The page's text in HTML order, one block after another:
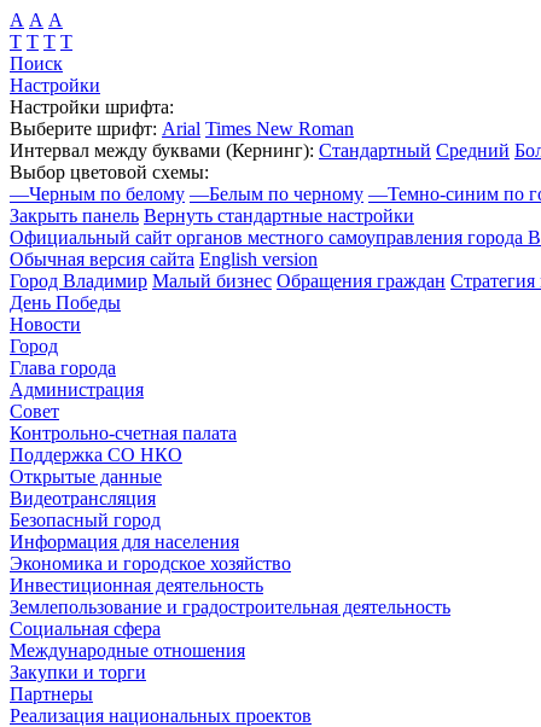
А А А
Т Т Т Т
Поиск
Настройки
Настройки шрифта:
Выберите шрифт: Arial Times New Roman
Интервал между буквами (Кернинг): Стандартный Средний
Выбор цветовой схемы:
—Черным по белому —Белым по черному —Темно-синим по
Закрыть панель Вернуть стандартные настройки
Официальный сайт органов местного самоуправления города
Обычная версия сайта English version
Город Владимир Малый бизнес Обращения граждан Стратегия
День Победы
Новости
Город
Глава города
Администрация
Совет
Контрольно-счетная палата
Поддержка СО НКО
Открытые данные
Видеотрансляция
Безопасный город
Информация для населения
Экономика и городское хозяйство
Инвестиционная деятельность
Землепользование и градостроительная деятельность
Социальная сфера
Международные отношения
Закупки и торги
Партнеры
Реализация национальных проектов